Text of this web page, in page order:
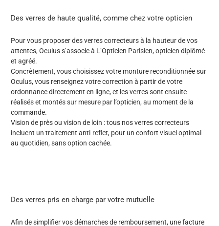
Des verres de haute qualité, comme chez votre opticien
Pour vous proposer des verres correcteurs à la hauteur de vos
attentes, Oculus s’associe à L’Opticien Parisien, opticien diplômé
et agréé.
Concrètement, vous choisissez votre monture reconditionnée sur
Oculus, vous renseignez votre correction à partir de votre
ordonnance directement en ligne, et les verres sont ensuite
réalisés et montéssur mesure par l’opticien, au moment de la
commande.
Vision de près ou vision de loin : tous nos verres correcteurs
incluent un traitement anti-reflet, pour un confort visuel optimal
au quotidien, sans option cachée.
Des verres pris en charge par votre mutuelle
Afin de simplifier vos démarches de remboursement, une facture